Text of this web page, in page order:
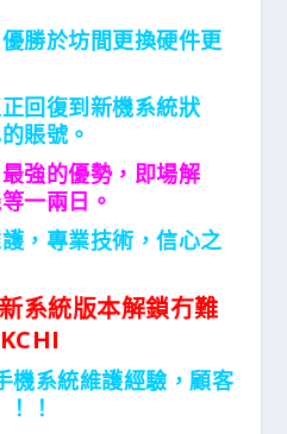
勝於坊間更換硬件更
回復到新機系統狀
賬號。
強的優勢，即場解
一兩日。
，專業技術，信心之
系統版本解鎖冇難
機系統維護經驗，顧客
！